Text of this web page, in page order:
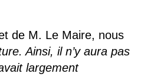
de M. Le Maire, nous
Ainsi, il n’y aura pas
largement